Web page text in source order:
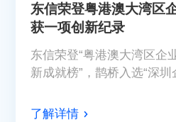
东信荣登粤港澳大湾区
获一项创新纪录
东信荣登“粤港澳大湾区
新成就榜”，鹊桥入选“深圳
了解详情